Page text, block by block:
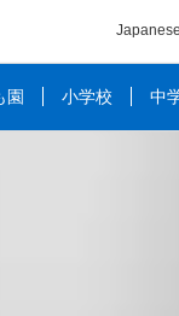
園 小学校 中